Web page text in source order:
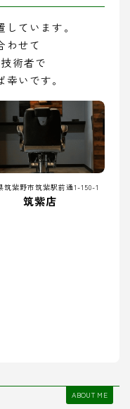
ています。
わせて
術者で
いです。
筑紫野市筑紫駅前通1-150-1
筑紫店
ABOUT ME